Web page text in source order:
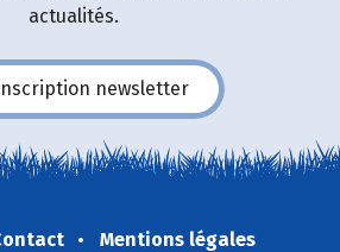
actualités.
newsletter
Mentions légales